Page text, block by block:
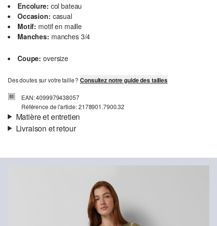
Encolure: col bateau
Occasion: casual
Motif: motif en maille
Manches: manches 3/4
Coupe: oversize
Des doutes sur votre taille ?Consultez notre guide des tailles
EAN: 4099979438057
Référence de l'article: 2178901.7900.32
Matière et entretien
Détergents au chlore interdits
Ne pas mettre au sèche-linge
Livraison et retour
Ta commande sera expédiée par SwissPost dans un délai de 4 à 5